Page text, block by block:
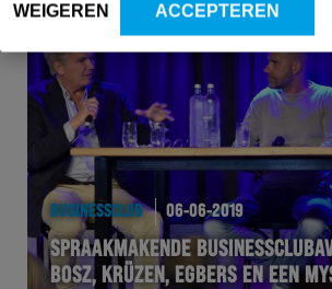
WEIGEREN ACCEPTEREN
BUSINESSCLUB 06-06-2019
SPRAAKMAKENDE
BOSZ, KRÜZEN, EGBERS EN EEN